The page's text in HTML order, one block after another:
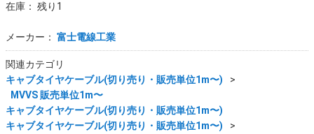
在庫： 残り1
メーカー： 富士電線工業
関連カテゴリ
キャブタイヤケーブル(切り売り・販売単位1m〜)
MVVS 販売単位1m〜
キャブタイヤケーブル(切り売り・販売単位1m〜)
キャブタイヤケーブル(切り売り・販売単位1m〜)